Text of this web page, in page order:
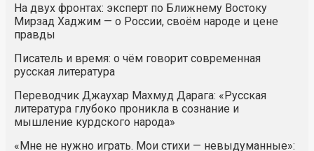
На двух фронтах: эксперт по Ближнему Востоку
Мирзад Хаджим — о России, своём народе и цене
правды
Писатель и время: о чём говорит современная
русская литература
Переводчик Джаухар Махмуд Дарага: «Русская
литература глубоко проникла в сознание и
мышление курдского народа»
«Мне не нужно играть. Мои стихи — невыдуманные»: